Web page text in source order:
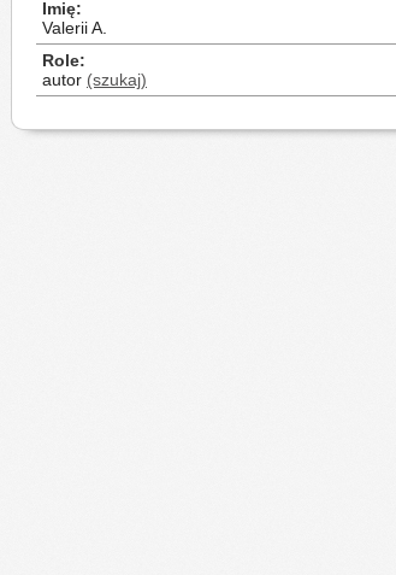
Imię
Valerii A.
Role
autor (szukaj)